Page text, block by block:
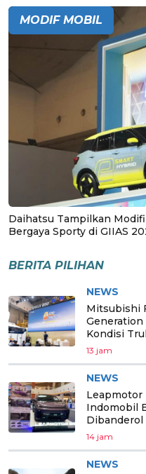
MODIF MOBIL
Daihatsu Tampilkan
Bergaya Sporty di GIIAS
BERITA PILIHAN
NEWS
Mitsubishi
Generation
Kondisi
13 jam
NEWS
Leapmotor
Indomobil
Dibanderol
14 jam
NEWS